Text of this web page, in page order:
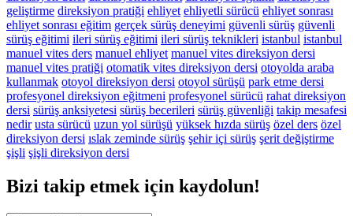
geliştirme direksiyon pratiği ehliyet ehliyetli sürücü ehliyet sonrası
ehliyet sonrası eğitim gerçek sürüş deneyimi güvenli sürüş güvenli
sürüş eğitimi ileri sürüş eğitimi ileri sürüş teknikleri istanbul istanbul
manuel vites ders manuel ehliyet manuel vites direksiyon dersi
manuel vites pratiği otomatik vites direksiyon dersi otoyolda araba
kullanmak otoyol direksiyon dersi otoyol sürüşü park etme dersi
profesyonel direksiyon eğitmeni profesyonel sürücü rahat direksiyon
dersi sürüş anksiyetesi sürüş becerileri sürüş güvenliği takip mesafesi
nedir usta sürücü uzun yol sürüşü yüksek hızda sürüş özel ders özel
direksiyon dersi ıslak zeminde sürüş şehir içi sürüş şerit değiştirme
şişli şişli direksiyon dersi
Bizi takip etmek için kaydolun!